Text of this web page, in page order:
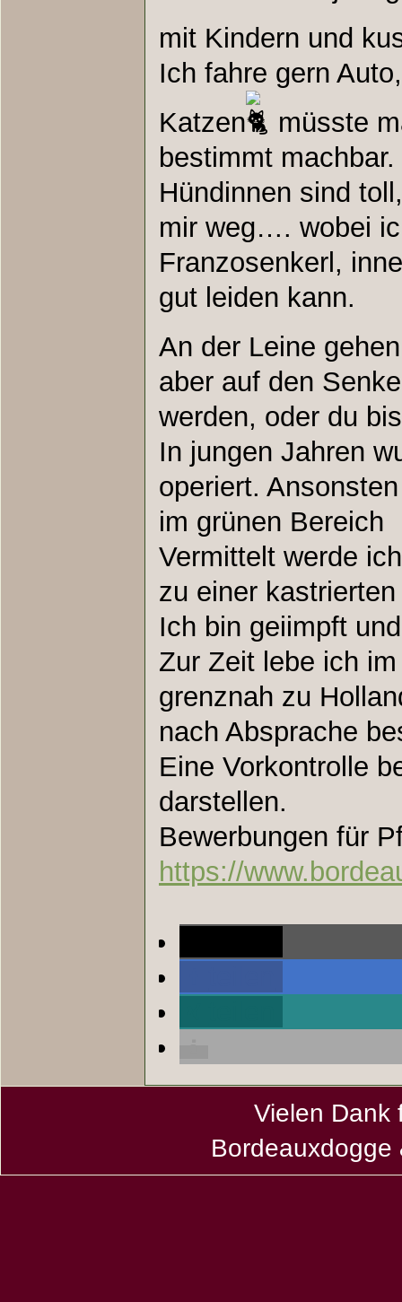
mit Kindern und
Ich fahre gern
Katzen
müsste
bestimmt machbar.
Hündinnen sind
mir weg…. wobei
Franzosenkerl,
gut leiden kann.
An der Leine
aber auf den
werden, oder du
In jungen Jahren
operiert.
im grünen Bereich
Vermittelt werde
zu einer
Ich bin geiimpft
Zur Zeit lebe ich
grenznah zu
nach Absprache
Eine Vorkontrolle
darstellen.
Bewerbungen für
https://
Vielen Dank
Bordeauxdogge